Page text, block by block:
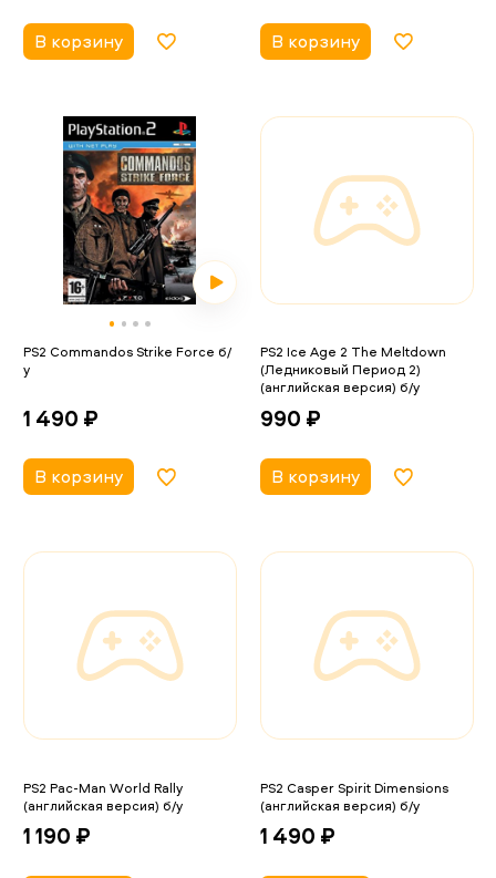
В корзину В корзину
PS2 Commandos Strike Force б/
у
1 490 ₽
В корзину
PS2 Ice Age 2 The Meltdown
(Ледниковый Период 2)
(английская версия) б/у
990 ₽
В корзину
PS2 Pac-Man World Rally
(английская версия) б/у
1 190 ₽
PS2 Casper Spirit Dimensions
(английская версия) б/у
1 490 ₽